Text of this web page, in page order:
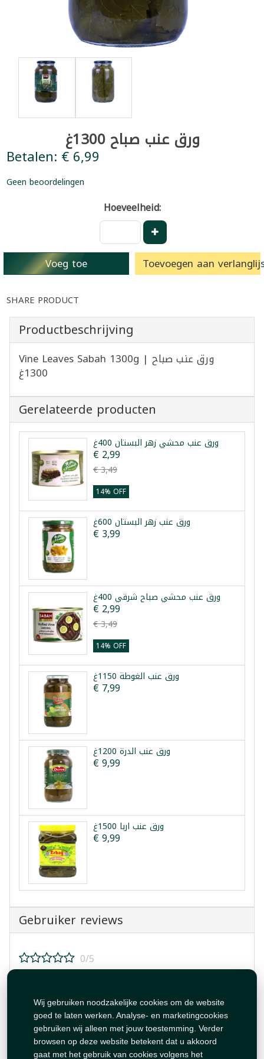
Wij gebruiken noodzakelijke cookies om de website
goed te laten werken. Analyse- en marketingcookies
gebruiken wij alleen met jouw toestemming. Verder
browsen op deze website betekent dat u akkoord
gaat met het gebruik van cookies volgens het
ورق عنب صباح 1300غ
Betalen: € 6,99
Geen beoordelingen
Hoeveelheid:
Voeg toe Toevoegen aan
SHARE PRODUCT
Productbeschrijving
Vine Leaves Sabah 1300g | ورق عنب صباح
1300غ
Gerelateerde producten
ورق عنب محشي زهر البستان 400غ
€ 2,99
€ 3,49
14% OFF
ورق عنب زهر البستان 600غ
€ 3,99
ورق عنب محشي صباح شرقي 400غ
€ 2,99
€ 3,49
14% OFF
ورق عنب الغوطة 1150غ
€ 7,99
ورق عنب الدرة 1200غ
€ 9,99
ورق عنب اربا 1500غ
€ 9,99
Gebruiker reviews
0/5